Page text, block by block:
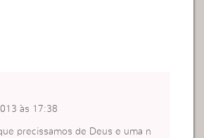
às 17:38
precissamos de Deus e uma n